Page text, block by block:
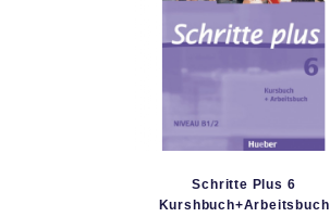
Schritte Plus 6
Kurshbuch+Arbeitsbuch